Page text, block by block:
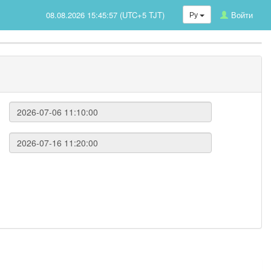
Ру Войти
08.08.2026 15:45:58 (UTC+5 TJT)